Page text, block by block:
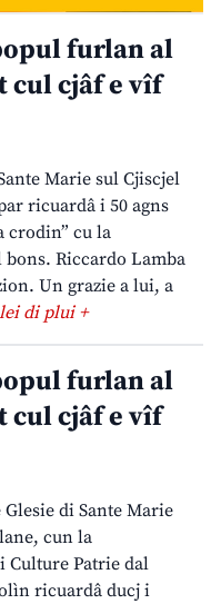
furlan al
cul cjâf e vîf
Marie sul Cjiscjel
ricuardâ i 50 agns
crodin” cu la
Riccardo Lamba
Un grazie a lui, a
lei di plui +
furlan al
cul cjâf e vîf
di Sante Marie
cun la
Culture Patrie dal
ricuardâ ducj i